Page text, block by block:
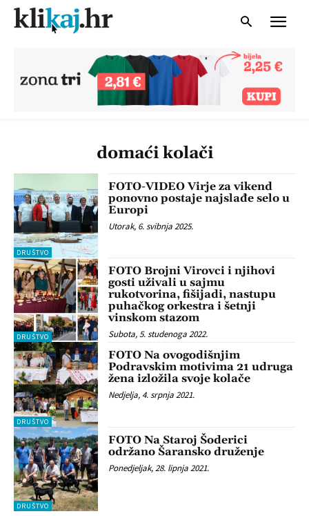
domaći kolači
DRUŠTVO
FOTO-VIDEO Virje za vikend
ponovno postaje najslađe selo u
Europi
Utorak, 6. svibnja 2025.
DRUŠTVO
FOTO Brojni Virovci i njihovi
gosti uživali u sajmu
rukotvorina, fišijadi, nastupu
puhačkog orkestra i šetnji
vinskom stazom
Subota, 5. studenoga 2022.
DRUŠTVO
FOTO Na ovogodišnjim
Podravskim motivima 21 udruga
žena izložila svoje kolače
Nedjelja, 4. srpnja 2021.
DRUŠTVO
FOTO Na Staroj Šoderici
održano Šaransko druženje
Ponedjeljak, 28. lipnja 2021.